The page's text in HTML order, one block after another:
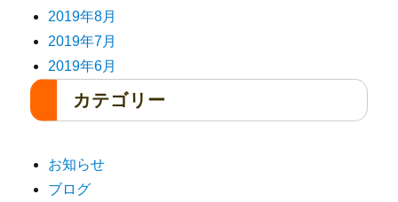
2019年8月
2019年7月
2019年6月
カテゴリー
お知らせ
ブログ